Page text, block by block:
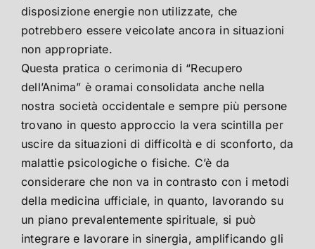
disposizione energie non utilizzate, che
potrebbero essere veicolate ancora in situazioni
non appropriate.
Questa pratica o cerimonia di “Recupero
dell’Anima” è oramai consolidata anche nella
nostra società occidentale e sempre più persone
trovano in questo approccio la vera scintilla per
uscire da situazioni di difficoltà e di sconforto, da
malattie psicologiche o fisiche. C’è da
considerare che non va in contrasto con i metodi
della medicina ufficiale, in quanto, lavorando su
un piano prevalentemente spirituale, si può
integrare e lavorare in sinergia, amplificando gli